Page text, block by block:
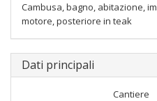
Cambusa, bagno, abitazione,
motore, posteriore in teak
Dati principali
Cantiere